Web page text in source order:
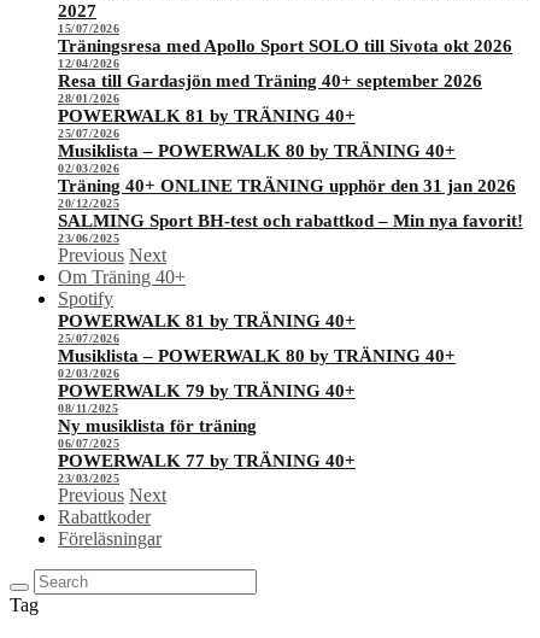
2027
15/07/2026
Träningsresa med Apollo Sport SOLO till Sivota okt 2026
12/04/2026
Resa till Gardasjön med Träning 40+ september 2026
28/01/2026
POWERWALK 81 by TRÄNING 40+
25/07/2026
Musiklista – POWERWALK 80 by TRÄNING 40+
02/03/2026
Träning 40+ ONLINE TRÄNING upphör den 31 jan 2026
20/12/2025
SALMING Sport BH-test och rabattkod – Min nya favorit!
23/06/2025
Previous Next
Om Träning 40+
Spotify
POWERWALK 81 by TRÄNING 40+
25/07/2026
Musiklista – POWERWALK 80 by TRÄNING 40+
02/03/2026
POWERWALK 79 by TRÄNING 40+
08/11/2025
Ny musiklista för träning
06/07/2025
POWERWALK 77 by TRÄNING 40+
23/03/2025
Previous Next
Rabattkoder
Föreläsningar
Tag